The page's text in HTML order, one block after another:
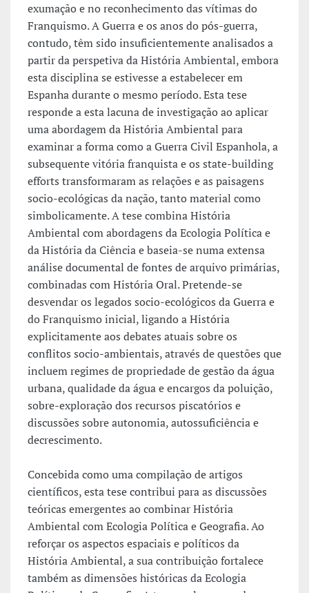
exumação e no reconhecimento das vítimas do
Franquismo. A Guerra e os anos do pós-guerra,
contudo, têm sido insuficientemente analisados a
partir da perspetiva da História Ambiental, embora
esta disciplina se estivesse a estabelecer em
Espanha durante o mesmo período. Esta tese
responde a esta lacuna de investigação ao aplicar
uma abordagem da História Ambiental para
examinar a forma como a Guerra Civil Espanhola, a
subsequente vitória franquista e os state-building
efforts transformaram as relações e as paisagens
socio-ecológicas da nação, tanto material como
simbolicamente. A tese combina História
Ambiental com abordagens da Ecologia Política e
da História da Ciência e baseia-se numa extensa
análise documental de fontes de arquivo primárias,
combinadas com História Oral. Pretende-se
desvendar os legados socio-ecológicos da Guerra e
do Franquismo inicial, ligando a História
explicitamente aos debates atuais sobre os
conflitos socio-ambientais, através de questões que
incluem regimes de propriedade de gestão da água
urbana, qualidade da água e encargos da poluição,
sobre-exploração dos recursos piscatórios e
discussões sobre autonomia, autossuficiência e
decrescimento.
Concebida como uma compilação de artigos
científicos, esta tese contribui para as discussões
teóricas emergentes ao combinar História
Ambiental com Ecologia Política e Geografia. Ao
reforçar os aspectos espaciais e políticos da
História Ambiental, a sua contribuição fortalece
também as dimensões históricas da Ecologia